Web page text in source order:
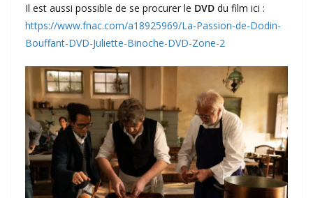
Il est aussi possible de se procurer le DVD du film ici :
https://www.fnac.com/a18925969/La-Passion-de-Dodin-
Bouffant-DVD-Juliette-Binoche-DVD-Zone-2